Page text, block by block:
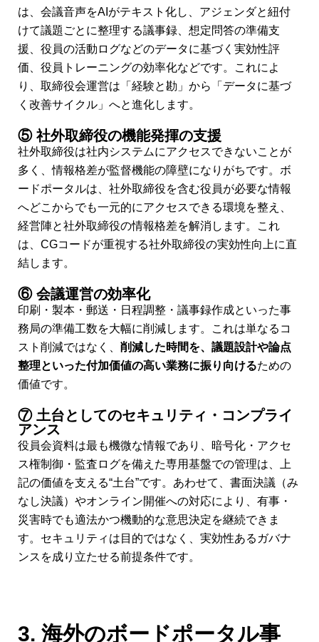
は、会議音声をAIがテキスト化し、アジェンダと紐付
けて議題ごとに整理する議事録、想定問答の準備支
援、役員の活動ログなどのデータに基づく実効性評
価、役員トレーニングの効率化などです。これによ
り、取締役会運営は「経験と勘」から「データに基づ
く改善サイクル」へと進化します。
⑤ 社外取締役の機能発揮の支援
社外取締役は社内システムにアクセスできないことが
多く、情報格差が監督機能の障壁になりがちです。ボ
ードポータルは、社外取締役を含む役員が必要な情報
へどこからでも一元的にアクセスできる環境を整え、
経営陣と社外取締役の情報格差を解消します。これ
は、CGコードが重視する社外取締役の実効性向上に直
結します。
⑥ 会議運営の効率化
印刷・製本・郵送・日程調整・議事録作成といった事
務局の準備工数を大幅に削減します。これは単なるコ
スト削減ではなく、 削減した時間を、議題設計や論点
整理といった付加価値の高い業務に振り向けるための
価値です。
⑦ 土台としてのセキュリティ・コンプライ
アンス
役員会資料は最も機微な情報であり、暗号化・アクセ
ス権制御・監査ログを備えた専用基盤での管理は、上
記の価値を支える“土台”です。あわせて、書面決議（み
なし決議）やオンライン開催への対応により、有事・
災害時でも適法かつ機動的な意思決定を継続できま
す。セキュリティは目的ではなく、実効性あるガバナ
ンスを成り立たせる前提条件です。
3. 海外のボードポータル事